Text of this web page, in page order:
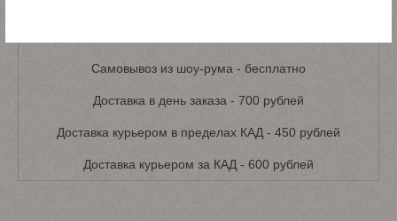
Самовывоз из шоу-рума - бесплатно
Доставка в день заказа - 700 рублей
Доставка курьером в пределах КАД - 450 рублей
Доставка курьером за КАД - 600 рублей